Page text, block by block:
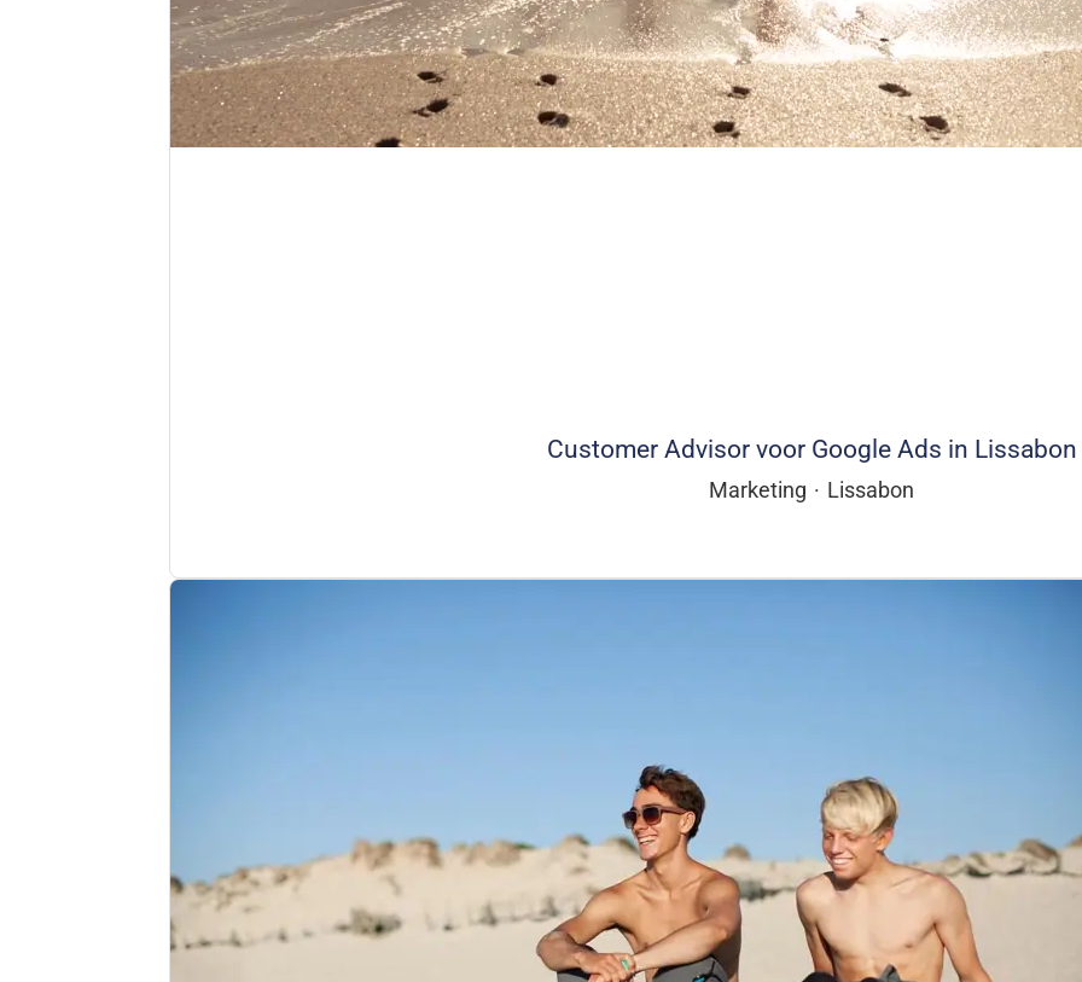
Customer Advisor voor Google Ads in Lissabon
Marketing · Lissabon